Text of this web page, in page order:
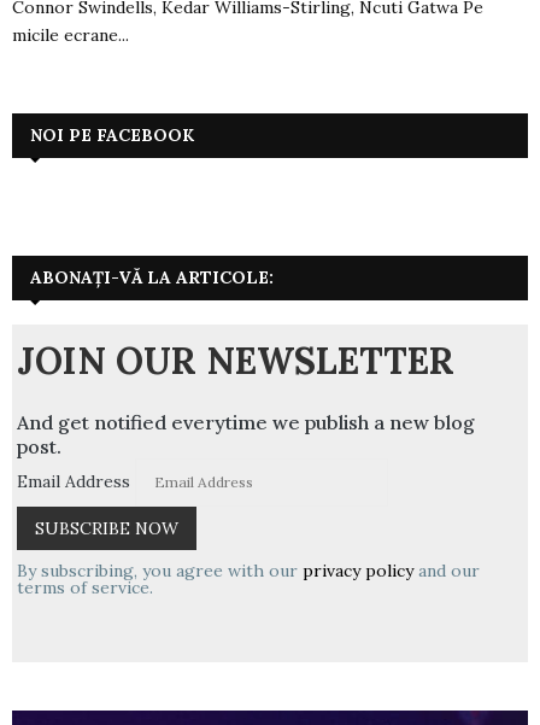
Connor Swindells, Kedar Williams-Stirling, Ncuti Gatwa Pe
micile ecrane...
NOI PE FACEBOOK
ABONAȚI-VĂ LA ARTICOLE:
JOIN OUR NEWSLETTER
And get notified everytime we publish a new blog
post.
Email Address
By subscribing, you agree with our privacy policyand our
terms of service.